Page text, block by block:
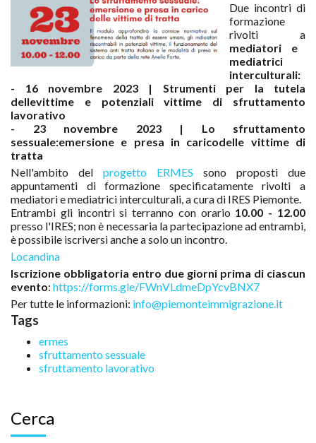
Due incontri di
formazione
rivolti a
mediatori e
mediatrici
interculturali:
- 16 novembre 2023 | Strumenti per la tutela
dellevittime e potenziali vittime di sfruttamento
lavorativo
- 23 novembre 2023 | Lo sfruttamento
sessuale:emersione e presa in caricodelle vittime di
tratta
Nell'ambito del progetto ERMES sono proposti due
appuntamenti di formazione specificatamente rivolti a
mediatori e mediatrici interculturali, a cura di IRES Piemonte.
Entrambi gli incontri si terranno con orario 10.00 - 12.00
presso l'IRES; non è necessaria la partecipazione ad entrambi,
è possibile iscriversi anche a solo un incontro.
Locandina
Iscrizione obbligatoria entro due giorni prima di ciascun
evento: https://forms.gle/FWnVLdmeDpYcvBNX7
Per tutte le informazioni: info@piemonteimmigrazione.it
Tags
ermes
sfruttamento sessuale
sfruttamento lavorativo
Cerca